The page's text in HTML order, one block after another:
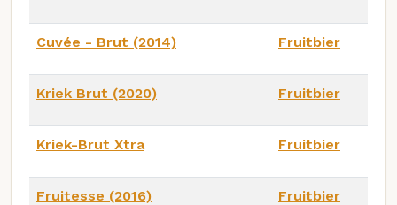
Cuvée - Brut (2014) Fruitbier
Kriek Brut (2020) Fruitbier
Kriek-Brut Xtra Fruitbier
Fruitesse (2016) Fruitbier